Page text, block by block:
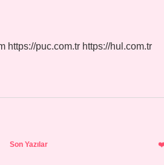
https://puc.com.tr https://hul.com.tr
Son Yazılar